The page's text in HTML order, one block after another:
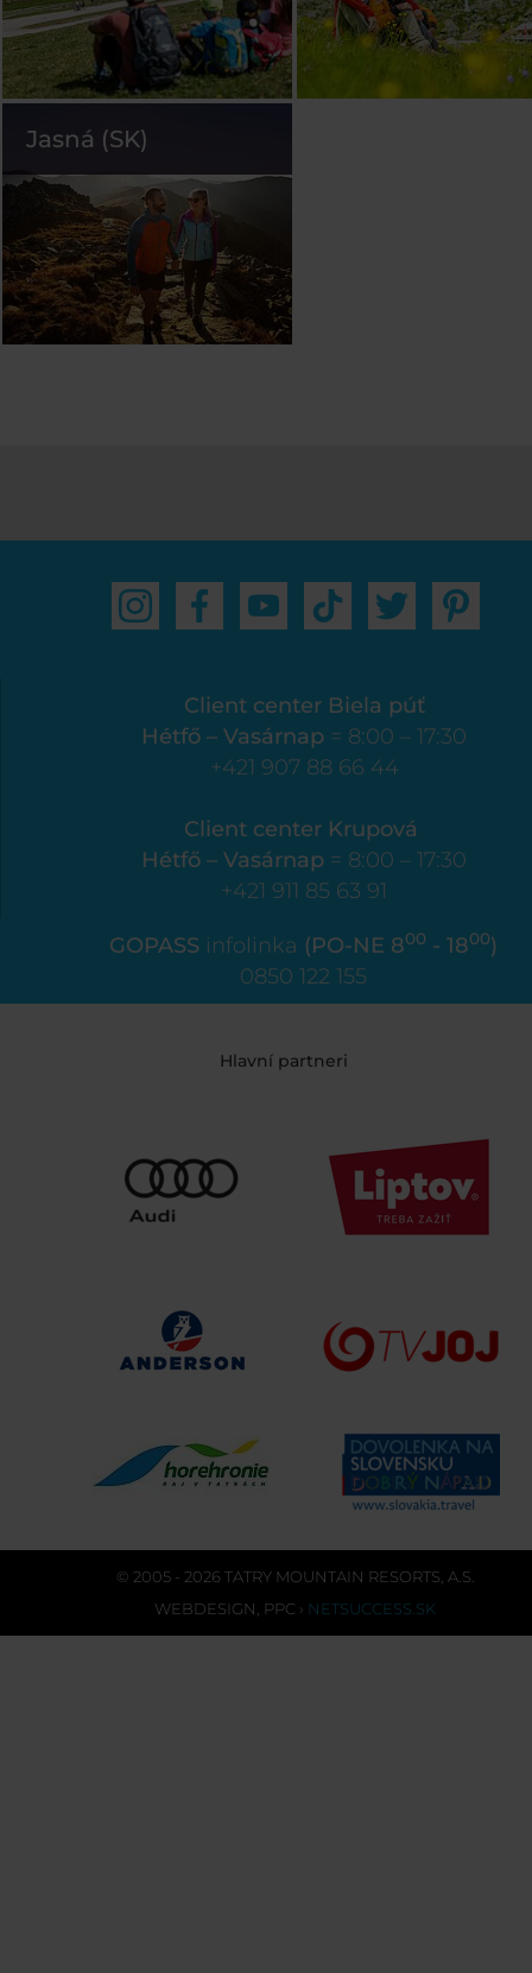
Jasná (SK)
Client center Biela púť
Hétfő – Vasárnap = 8:00 – 17:30
+421 907 88 66 44
Client center Krupová
Hétfő – Vasárnap = 8:00 – 17:30
+421 911 85 63 91
GOPASS infolinka (PO-NE 800 - 1800)
0850 122 155
Hlavní partneri
© 2005 - 2026 TATRY MOUNTAIN RESORTS, A.S.
WEBDESIGN PPC › NETSUCCESS.SK